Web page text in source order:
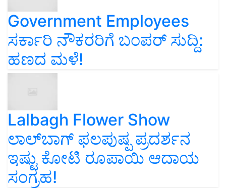
Government Employees
ಸರ್ಕಾರಿ ನೌಕರರಿಗೆ ಬಂಪರ್‌ ಸುದ್ದಿ:
ಹಣದ ಮಳೆ!
Lalbagh Flower Show
ಲಾಲ್‌ಬಾಗ್ ಫಲಪುಷ್ಪ ಪ್ರದರ್ಶನ
ಇಷ್ಟು ಕೋಟಿ ರೂಪಾಯಿ ಆದಾಯ
ಸಂಗ್ರಹ!